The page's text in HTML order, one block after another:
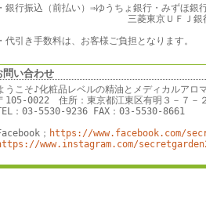
・銀行振込（前払い）⇒ゆうちょ銀行・みずほ銀
三菱東京ＵＦＪ銀
・代引き手数料は、お客様ご負担となります。
問い合わせ
うこそ♪化粧品レベルの精油とメディカルア
105-0022 住所：東京都江東区有明３－７－
：03-5530-9236 FAX：03-5530-8661
； https://www.facebook.com/
www.instagram.com/